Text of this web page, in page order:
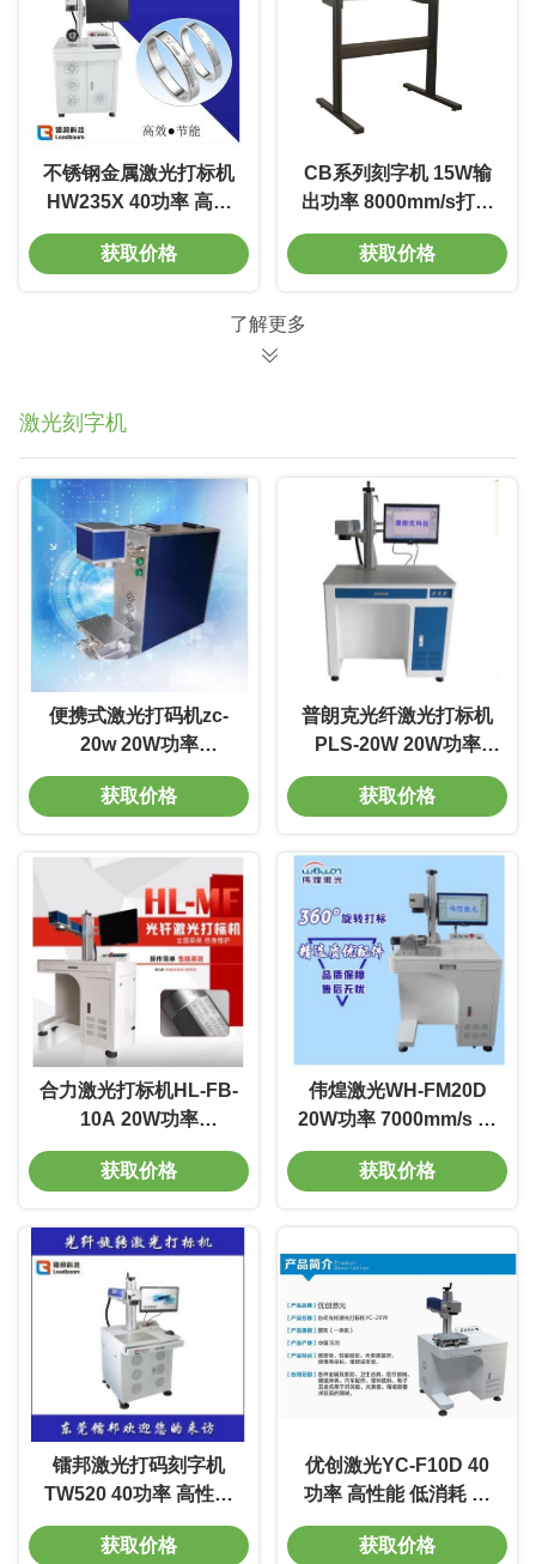
不锈钢金属激光打标机
HW235X 40功率 高性
能 低消耗 环保
获取价格
CB系列刻字机 15W输
出功率 8000mm/s打标
速度 重复精度0.02mm
材质优秀耐用
获取价格
了解更多
激光刻字机
便携式激光打码机zc-
20w 20W功率
7000mm/s 线宽0.01m
质量好 电光转换率高
获取价格
普朗克光纤激光打标机
PLS-20W 20W功率
7000mm/s 线宽0.01m
质量好 电光转换率高
获取价格
合力激光打标机HL-FB-
10A 20W功率
7000mm/s 线宽0.01m
质量好 电光转换率高
获取价格
伟煌激光WH-FM20D
20W功率 7000mm/s 线
宽0.01m 质量好 电光转
换率高
获取价格
镭邦激光打码刻字机
TW520 40功率 高性能
低消耗 环保
获取价格
优创激光YC-F10D 40
功率 高性能 低消耗 环
保
获取价格